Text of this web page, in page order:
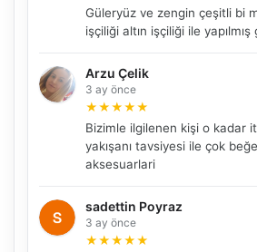
Güleryüz ve zengin çeşitli bi
işçiliği altın işçiliği ile yapılmış
Arzu Çelik
3 ay önce
★★★★★
Bizimle ilgilenen kişi o kadar
yakışanı tavsiyesi ile çok
aksesuarlari
sadettin Poyraz
3 ay önce
★★★★★
NBY Akıllı Asistan
önerir.